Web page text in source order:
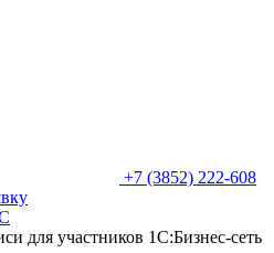
+7 (3852) 222-608
для участников 1С:Бизнес-сеть